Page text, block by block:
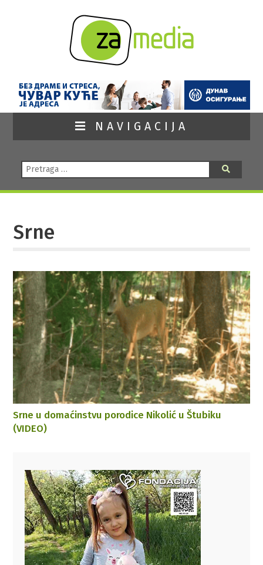
NAVIGACIJA
Pretraga:
Srne
Srne u domaćinstvu porodice Nikolić u Štubiku
(VIDEO)